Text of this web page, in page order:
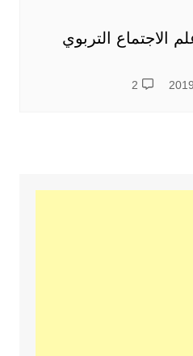
التربوي
2